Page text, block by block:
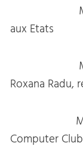
aux Etats
Roxana Radu,
Computer